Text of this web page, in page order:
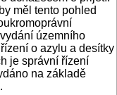
měl tento pohled
územního
o azylu a desítky
je správní řízení
na základě